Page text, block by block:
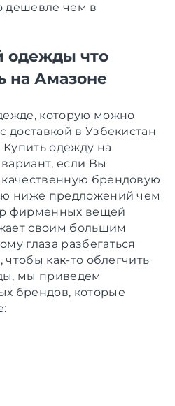
дешевле чем в
одежды что
на Амазоне
которую можно
доставкой в Узбекистан
одежду на
если Вы
качественную брендовую
ниже предложений чем
фирменных вещей
своим большим
глаза разбегаться
чтобы как-то облегчить
мы приведем
брендов, которые